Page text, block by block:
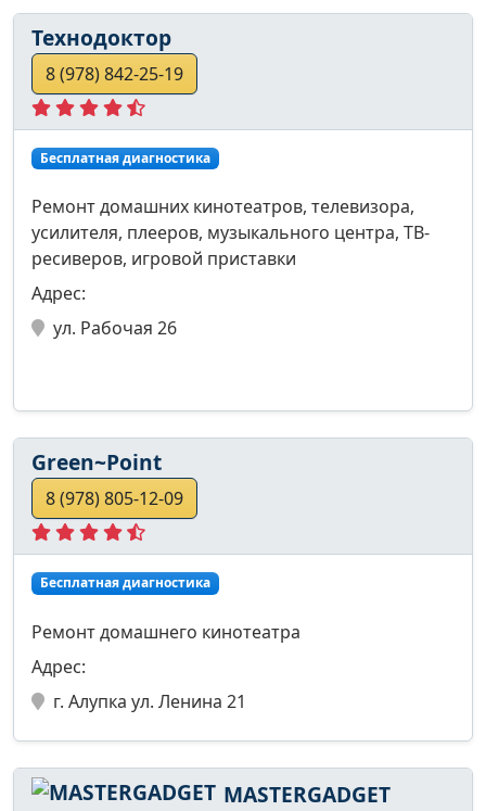
Технодоктор
8 (978) 842-25-19
Бесплатная диагностика
Ремонт домашних кинотеатров, телевизора,
усилителя, плееров, музыкального центра, ТВ-
ресиверов, игровой приставки
Адрес:
ул. Рабочая 26
Green~Point
8 (978) 805-12-09
Бесплатная диагностика
Ремонт домашнего кинотеатра
Адрес:
г. Алупка ул. Ленина 21
MASTERGADGET